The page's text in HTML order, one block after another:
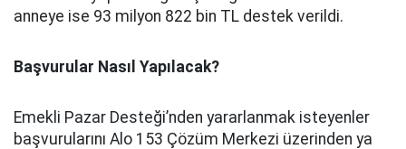
anneye ise 93 milyon 822 bin TL destek verildi.
Başvurular Nasıl Yapılacak?
Emekli Pazar Desteği’nden yararlanmak isteyenler
başvurularını Alo 153 Çözüm Merkezi üzerinden ya